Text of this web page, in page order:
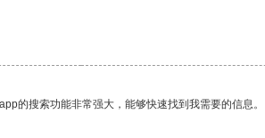
的搜索功能非常强大，能够快速找到我需要的信息。